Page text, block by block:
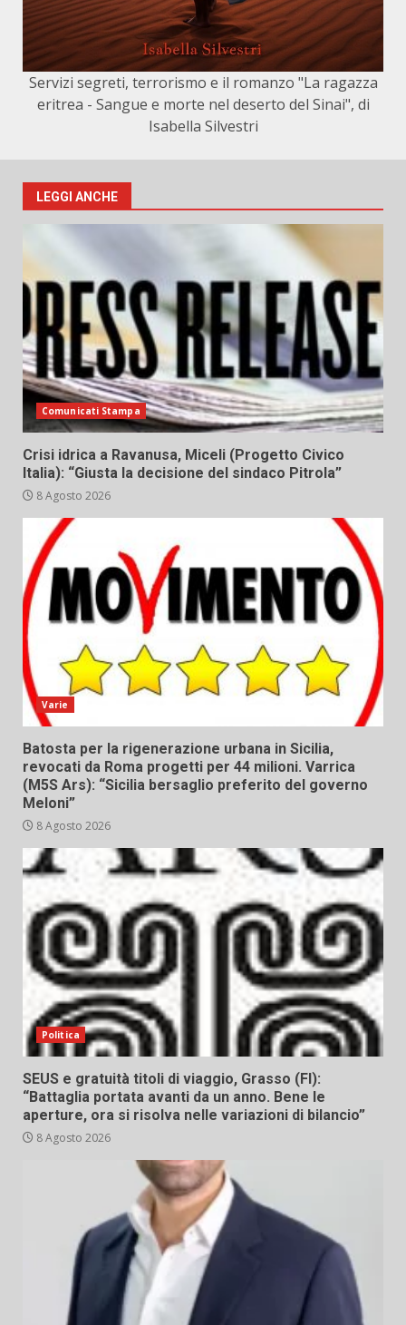
Servizi segreti, terrorismo e il romanzo "La ragazza
eritrea - Sangue e morte nel deserto del Sinai", di
Isabella Silvestri
LEGGI ANCHE
Comunicati Stampa
Crisi idrica a Ravanusa, Miceli (Progetto Civico
Italia): “Giusta la decisione del sindaco Pitrola”
8 Agosto 2026
Varie
Batosta per la rigenerazione urbana in Sicilia,
revocati da Roma progetti per 44 milioni. Varrica
(M5S Ars): “Sicilia bersaglio preferito del governo
Meloni”
8 Agosto 2026
Politica
SEUS e gratuità titoli di viaggio, Grasso (FI):
“Battaglia portata avanti da un anno. Bene le
aperture, ora si risolva nelle variazioni di bilancio”
8 Agosto 2026